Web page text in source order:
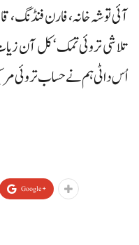
آئی توشہ خانہ، فارن فنڈنگ،
اُس داٹی ہم نے حساب تروئی
Google+